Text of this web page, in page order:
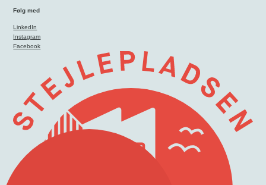
Følg med
LinkedIn
Instagram
Facebook